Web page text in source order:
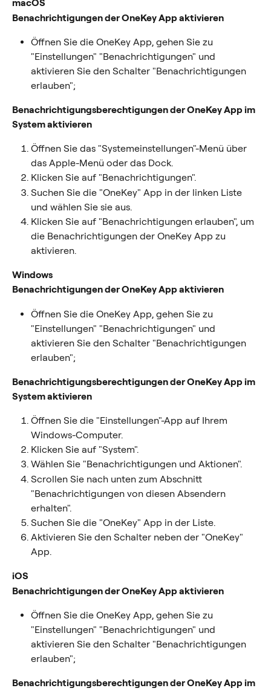
macOS
Benachrichtigungen der OneKey App aktivieren
Öffnen Sie die OneKey App, gehen Sie zu
"Einstellungen" "Benachrichtigungen" und
aktivieren Sie den Schalter "Benachrichtigungen
erlauben";
Benachrichtigungsberechtigungen der OneKey App im
System aktivieren
Öffnen Sie das "Systemeinstellungen"-Menü über
das Apple-Menü oder das Dock.
Klicken Sie auf "Benachrichtigungen".
Suchen Sie die "OneKey" App in der linken Liste
und wählen Sie sie aus.
Klicken Sie auf "Benachrichtigungen erlauben", um
die Benachrichtigungen der OneKey App zu
aktivieren.
Windows
Benachrichtigungen der OneKey App aktivieren
Öffnen Sie die OneKey App, gehen Sie zu
"Einstellungen" "Benachrichtigungen" und
aktivieren Sie den Schalter "Benachrichtigungen
erlauben";
Benachrichtigungsberechtigungen der OneKey App im
System aktivieren
Öffnen Sie die "Einstellungen"-App auf Ihrem
Windows-Computer.
Klicken Sie auf "System".
Wählen Sie "Benachrichtigungen und Aktionen".
Scrollen Sie nach unten zum Abschnitt
"Benachrichtigungen von diesen Absendern
erhalten".
Suchen Sie die "OneKey" App in der Liste.
Aktivieren Sie den Schalter neben der "OneKey"
App.
iOS
Benachrichtigungen der OneKey App aktivieren
Öffnen Sie die OneKey App, gehen Sie zu
"Einstellungen" "Benachrichtigungen" und
aktivieren Sie den Schalter "Benachrichtigungen
erlauben";
Benachrichtigungsberechtigungen der OneKey App im